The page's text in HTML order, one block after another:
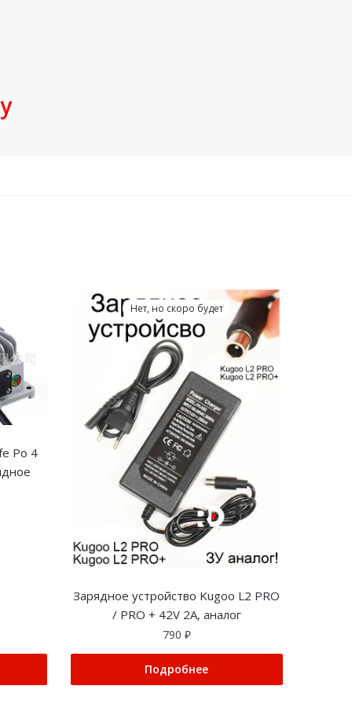
Po 4
Нет, но скоро будет
Зарядное устройство Kugoo L2 PRO
/ PRO + 42V 2A, аналог
790 ₽
Подробнее